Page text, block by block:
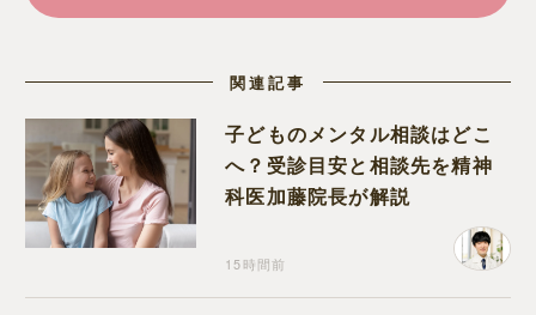
関連記事
子どものメンタル相談はどこ
へ？受診目安と相談先を精神
科医加藤院長が解説
15時間前